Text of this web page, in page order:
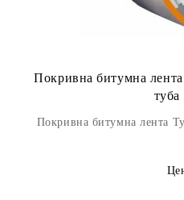
Покривна битумна
Покривна битумна лента